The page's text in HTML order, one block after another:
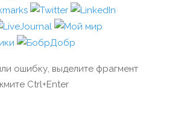
ошибку, выделите фрагмент
Ctrl+Enter